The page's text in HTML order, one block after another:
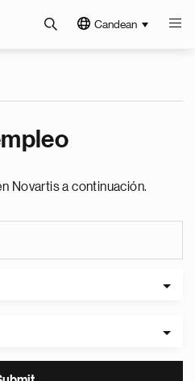
Candean
Novartis a continuación.